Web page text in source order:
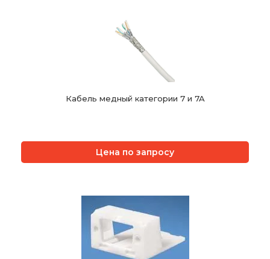
Кабель медный категории 7 и 7A
Цена по запросу